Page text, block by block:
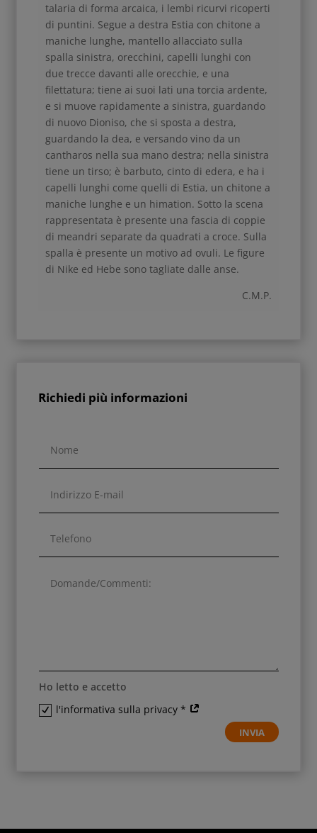
talaria di forma arcaica, i lembi ricurvi ricoperti
di puntini. Segue a destra Estia con chitone a
maniche lunghe, mantello allacciato sulla
spalla sinistra, orecchini, capelli lunghi con
due trecce davanti alle orecchie, e una
filettatura; tiene ai suoi lati una torcia ardente,
e si muove rapidamente a sinistra, guardando
di nuovo Dioniso, che si sposta a destra,
guardando la dea, e versando vino da un
cantharos nella sua mano destra; nella sinistra
tiene un tirso; è barbuto, cinto di edera, e ha i
capelli lunghi come quelli di Estia, un chitone a
maniche lunghe e un himation. Sotto la scena
rappresentata è presente una fascia di coppie
di meandri separate da quadrati a croce. Sulla
spalla è presente un motivo ad ovuli. Le figure
di Nike ed Hebe sono tagliate dalle anse.
C.M.P.
Richiedi più informazioni
Ho letto e accetto
l'informativa sulla privacy *
INVIA